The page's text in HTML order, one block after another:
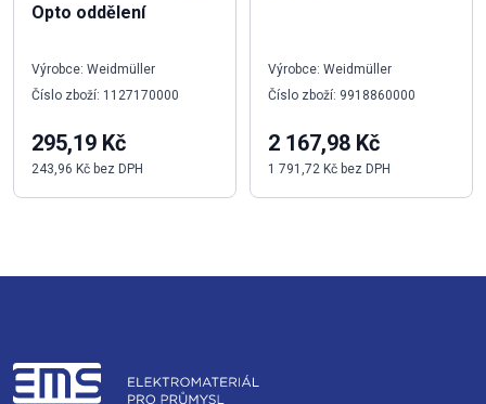
Opto oddělení
Výrobce: Weidmüller
Číslo zboží: 1127170000
295,19 Kč
243,96 Kč bez DPH
Výrobce: Weidmüller
Číslo zboží: 9918860000
2 167,98 Kč
1 791,72 Kč bez DPH